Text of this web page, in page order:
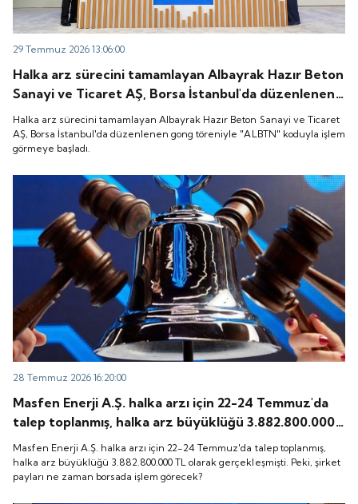
29 Temmuz 2026 13:06:00
Halka arz sürecini tamamlayan Albayrak Hazır Beton
Sanayi ve Ticaret AŞ, Borsa İstanbul'da düzenlenen
gong töreniyle "ALBTN" koduyla işlem görmeye
başladı.
Halka arz sürecini tamamlayan Albayrak Hazır Beton Sanayi ve Ticaret
AŞ, Borsa İstanbul'da düzenlenen gong töreniyle "ALBTN" koduyla işlem
görmeye başladı.
28 Temmuz 2026 16:20:00
Masfen Enerji A.Ş. halka arzı için 22-24 Temmuz'da
talep toplanmış, halka arz büyüklüğü 3.882.800.000
TL olarak gerçekleşmişti. Peki, şirket payları ne
zaman borsada işlem görecek?
Masfen Enerji A.Ş. halka arzı için 22-24 Temmuz'da talep toplanmış,
halka arz büyüklüğü 3.882.800.000 TL olarak gerçekleşmişti. Peki, şirket
payları ne zaman borsada işlem görecek?